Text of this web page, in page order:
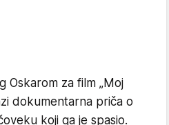
Oskarom za film „Moj
dokumentarna priča o
koji ga je spasio.